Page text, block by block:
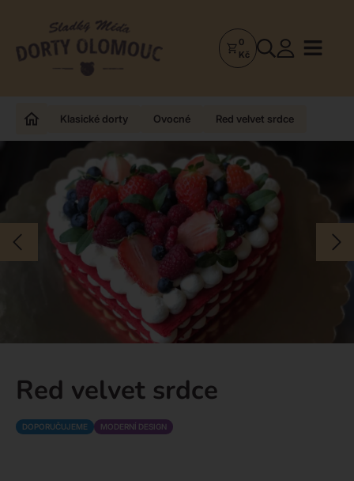
Dorty
Zakázkové
0
Kč
Klasické dorty Ovocné Red velvet srdce
Red velvet srdce
DOPORUČUJEME MODERNÍ DESIGN